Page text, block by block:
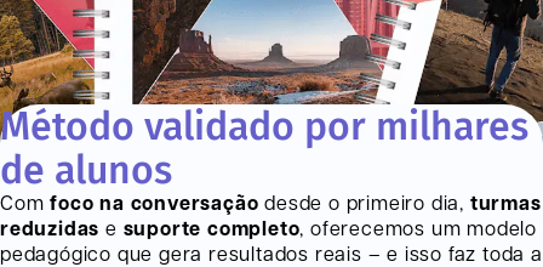
Método validado por milhares
de alunos
Comfoco na conversação desde o primeiro dia, turmas
reduzidas e suporte completo, oferecemos um modelo
pedagógico que gera resultados reais – e isso faz toda a